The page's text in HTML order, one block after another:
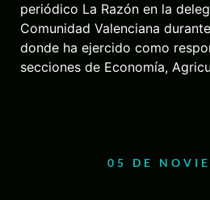
periódico La Razón en la
Comunidad Valenciana
donde ha ejercido como
secciones de Economía,
05 DE